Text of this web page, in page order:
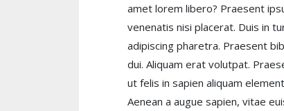
amet lorem libero? Praesent
venenatis nisi placerat. Duis in
adipiscing pharetra. Praesent
dui. Aliquam erat volutpat.
ut felis in sapien aliquam
Aenean a augue sapien, vitae